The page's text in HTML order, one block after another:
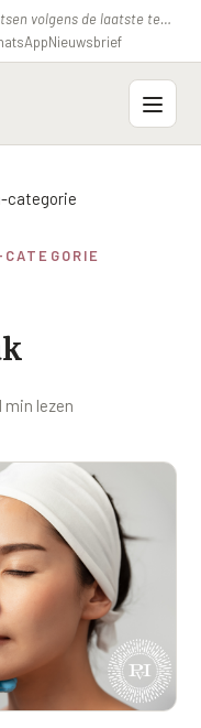
1 van de 10 beste cosmetische artsen volgens de laatste test van de consumentenbond.
Nieuwsbrief
categorie
min lezen